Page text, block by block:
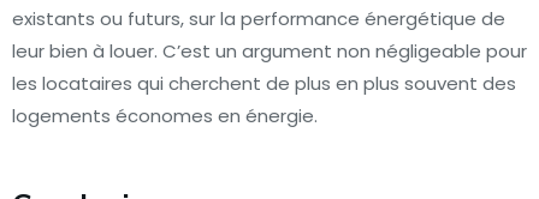
existants ou futurs, sur la performance énergétique de
leur bien à louer. C’est un argument non négligeable pour
les locataires qui cherchent de plus en plus souvent des
logements économes en énergie.